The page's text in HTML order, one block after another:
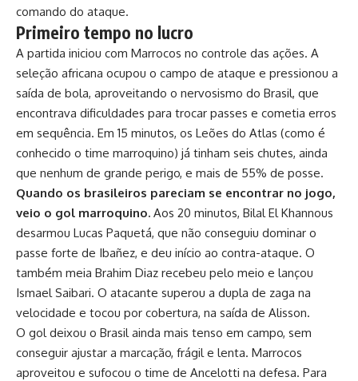
comando do ataque.
Primeiro tempo no lucro
A partida iniciou com Marrocos no controle das ações. A
seleção africana ocupou o campo de ataque e pressionou a
saída de bola, aproveitando o nervosismo do Brasil, que
encontrava dificuldades para trocar passes e cometia erros
em sequência. Em 15 minutos, os Leões do Atlas (como é
conhecido o time marroquino) já tinham seis chutes, ainda
que nenhum de grande perigo, e mais de 55% de posse.
Quando os brasileiros pareciam se encontrar no jogo,
veio o gol marroquino. Aos 20 minutos, Bilal El Khannous
desarmou Lucas Paquetá, que não conseguiu dominar o
passe forte de Ibañez, e deu início ao contra-ataque. O
também meia Brahim Diaz recebeu pelo meio e lançou
Ismael Saibari. O atacante superou a dupla de zaga na
velocidade e tocou por cobertura, na saída de Alisson.
O gol deixou o Brasil ainda mais tenso em campo, sem
conseguir ajustar a marcação, frágil e lenta. Marrocos
aproveitou e sufocou o time de Ancelotti na defesa. Para